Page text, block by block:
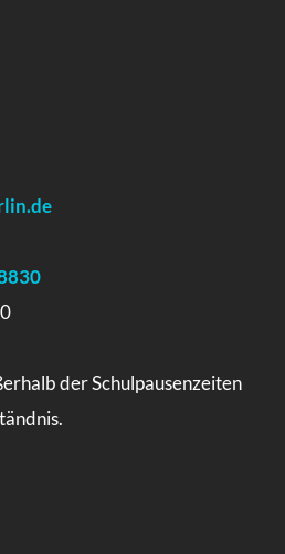
der Schulpausenzeiten